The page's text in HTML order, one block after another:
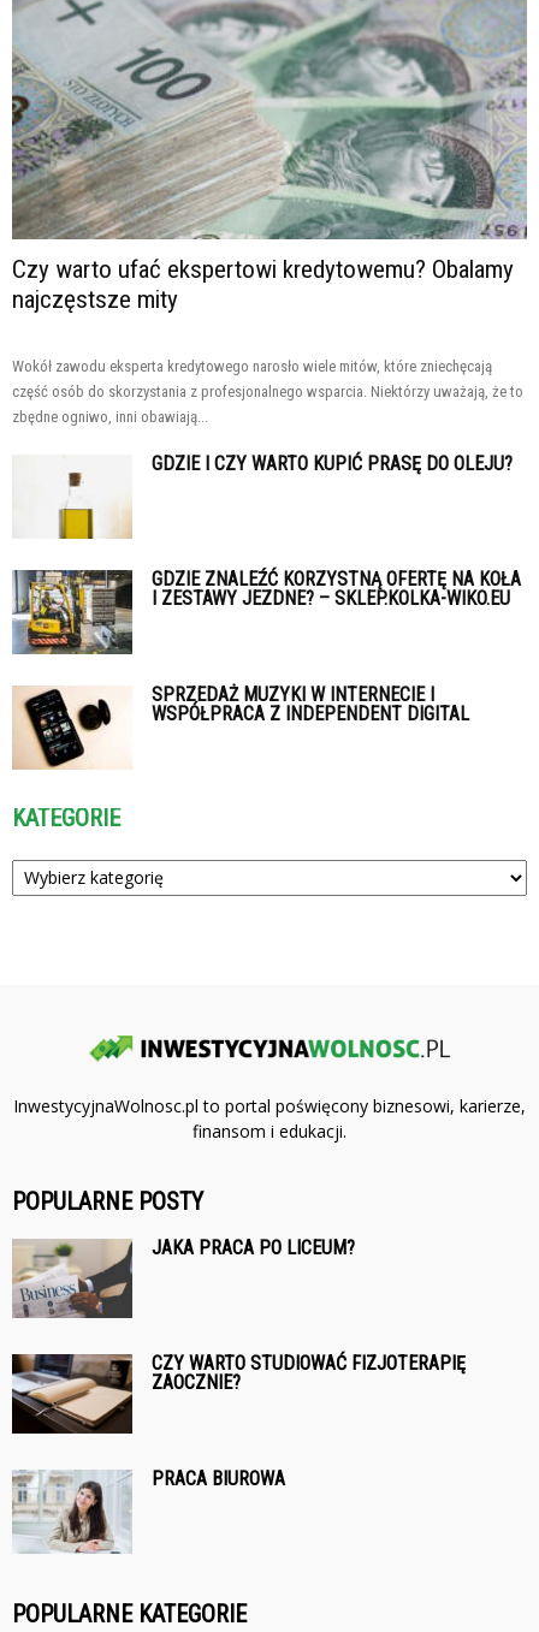
Czy warto ufać ekspertowi kredytowemu? Obalamy
najczęstsze mity
Wokół zawodu eksperta kredytowego narosło wiele mitów, które zniechęcają
część osób do skorzystania z profesjonalnego wsparcia. Niektórzy uważają, że to
zbędne ogniwo, inni obawiają...
GDZIE I CZY WARTO KUPIĆ PRASĘ DO OLEJU?
GDZIE ZNALEŹĆ KORZYSTNĄ OFERTĘ NA KOŁA
I ZESTAWY JEZDNE? – SKLEP.KOLKA-WIKO.EU
SPRZEDAŻ MUZYKI W INTERNECIE I
WSPÓŁPRACA Z INDEPENDENT DIGITAL
KATEGORIE
Kategorie
InwestycyjnaWolnosc.pl to portal poświęcony biznesowi, karierze,
finansom i edukacji.
POPULARNE POSTY
JAKA PRACA PO LICEUM?
CZY WARTO STUDIOWAĆ FIZJOTERAPIĘ
ZAOCZNIE?
PRACA BIUROWA
POPULARNE KATEGORIE